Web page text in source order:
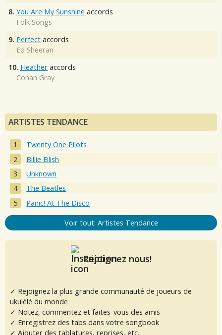
8. You Are My Sunshine accords
Folk Songs
9. Perfect accords
Ed Sheeran
10. Heather accords
Conan Gray
ARTISTES TENDANCE
Twenty One Pilots
Billie Eilish
Unknown
The Beatles
Panic! At The Disco
Voir tout: Artistes Tendance
Rejoignez nous!
✓ Rejoignez la plus grande communauté de joueurs de
ukulélé du monde
✓ Notez, commentez et faites-vous des amis
✓ Enregistrez des tabs dans votre songbook
✓ Ajouter des tablatures, reprises, etc.